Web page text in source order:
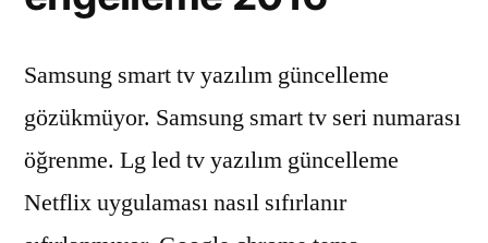
Samsung smart tv yazılım güncelleme
gözükmüyor. Samsung smart tv seri numarası
öğrenme. Lg led tv yazılım güncelleme
Netflix uygulaması nasıl sıfırlanır